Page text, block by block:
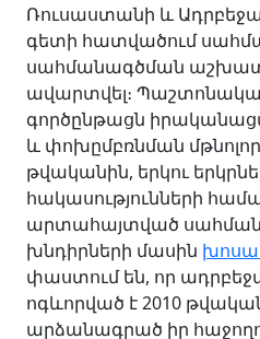
Ռուսաստանի և
գետի հատվածում
սահմանագծման
ավարտվել։
գործընթացն
և փոխըմբռնման
թվականին, երկու
հակասությունների
արտահայտված
խնդիրների մասին
փաստում են, որ
ոգևորված է 2010
արձանագրած իր